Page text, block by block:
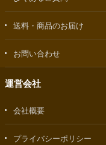
送料・商品のお届け
お問い合わせ
運営会社
会社概要
プライバシーポリシー